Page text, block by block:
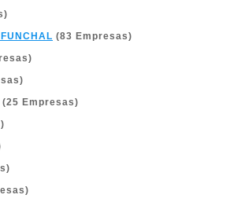
(83 Empresas)
(25 Empresas)